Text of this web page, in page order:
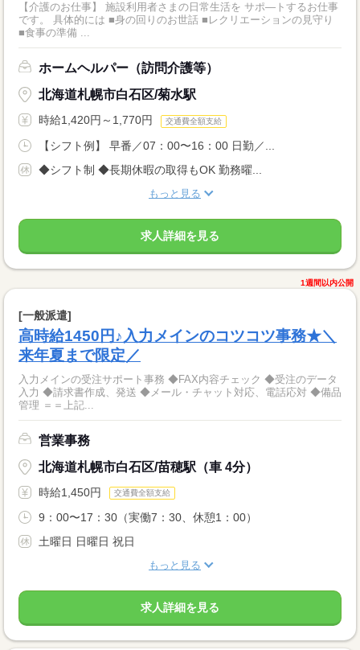
【介護のお仕事】 施設利用者さまの日常生活を サポ―トするお仕事
です。 具体的には ■身の回りのお世話 ■レクリエーションの見守り
■食事の準備 ...
ホームヘルパー（訪問介護等）
北海道札幌市白石区/菊水駅
時給1,420円～1,770円 交通費全額支給
【シフト例】 早番／07：00〜16：00 日勤／...
◆シフト制 ◆長期休暇の取得もOK 勤務曜...
もっと見る
求人詳細を見る
1週間以内公開
[一般派遣]
高時給1450円♪入力メインのコツコツ事務★＼
来年夏まで限定／
入力メインの受注サポート事務 ◆FAX内容チェック ◆受注のデータ
入力 ◆請求書作成、発送 ◆メール・チャット対応、電話応対 ◆備品
管理 ＝＝上記...
営業事務
北海道札幌市白石区/苗穂駅（車 4分）
時給1,450円 交通費全額支給
9：00〜17：30（実働7：30、休憩1：00）
土曜日 日曜日 祝日
もっと見る
求人詳細を見る